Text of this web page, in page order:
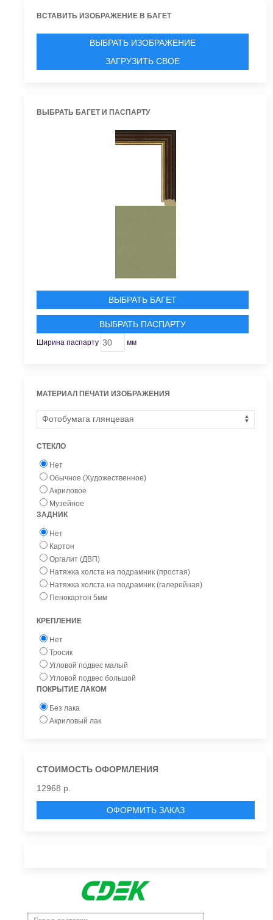
ВСТАВИТЬ ИЗОБРАЖЕНИЕ В БАГЕТ
ВЫБРАТЬ ИЗОБРАЖЕНИЕ
ЗАГРУЗИТЬ СВОЕ
ВЫБРАТЬ БАГЕТ И ПАСПАРТУ
ВЫБРАТЬ БАГЕТ
ВЫБРАТЬ ПАСПАРТУ
Ширина паспарту мм
МАТЕРИАЛ ПЕЧАТИ ИЗОБРАЖЕНИЯ
СТЕКЛО
Нет
Обычное (Художественное)
Акриловое
Музейное
ЗАДНИК
Нет
Картон
Оргалит (ДВП)
Натяжка холста на подрамник (простая)
Натяжка холста на подрамник (галерейная)
Пенокартон 5мм
КРЕПЛЕНИЕ
Нет
Тросик
Угловой подвес малый
Угловой подвес большой
ПОКРЫТИЕ ЛАКОМ
Без лака
Акриловый лак
СТОИМОСТЬ ОФОРМЛЕНИЯ
12968 р.
ОФОРМИТЬ ЗАКАЗ